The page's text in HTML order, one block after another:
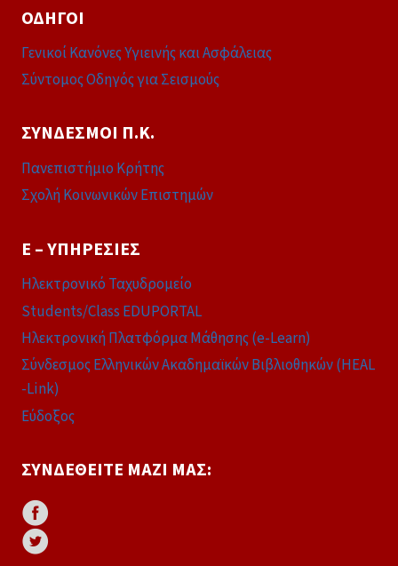
ΟΔΗΓΟΊ
Γενικοί Κανόνες Υγιεινής και Ασφάλειας
Σύντομος Οδηγός για Σεισμούς
ΣΎΝΔΕΣΜΟΙ Π.Κ.
Πανεπιστήμιο Κρήτης
Σχολή Κοινωνικών Επιστημών
E – ΥΠΗΡΕΣΊΕΣ
Ηλεκτρονικό Ταχυδρομείο
Students/Class EDUPORTAL
Ηλεκτρονική Πλατφόρμα Μάθησης (e-Learn)
Σύνδεσμος Ελληνικών Ακαδημαϊκών Βιβλιοθηκών (HEAL
-Link)
Εύδοξος
ΣΥΝΔΕΘΕΊΤΕ ΜΑΖΊ ΜΑΣ: